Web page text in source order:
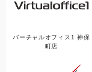
バーチャルオフィス1 神保
町店